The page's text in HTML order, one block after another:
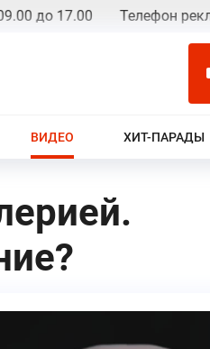
до 17.00 Телефон
ВИДЕО ХИТ-ПАРАДЫ